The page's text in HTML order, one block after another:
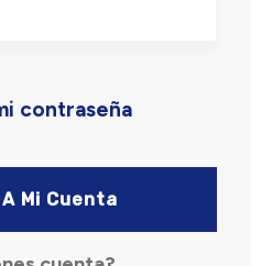
contraseña
Mi Cuenta